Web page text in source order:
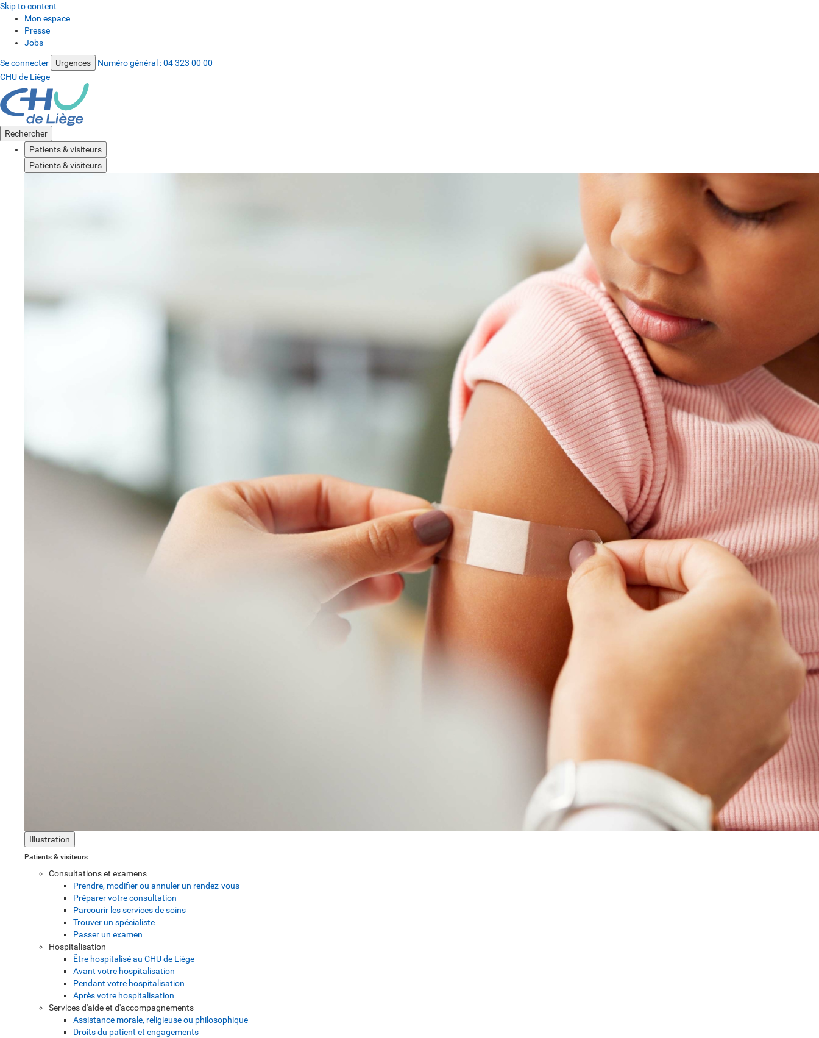
Skip to content
Mon espace
Presse
Jobs
Se connecter Urgences Numéro général :04 323 00 00
CHU de Liège
Rechercher
Patients & visiteurs
Patients & visiteurs
Illustration
Patients & visiteurs
Consultations et examens
Prendre, modifier ou annuler un rendez-vous
Préparer votre consultation
Parcourir les services de soins
Trouver un spécialiste
Passer un examen
Hospitalisation
Être hospitalisé au CHU de Liège
Avant votre hospitalisation
Pendant votre hospitalisation
Après votre hospitalisation
Services d'aide et d'accompagnements
Assistance morale, religieuse ou philosophique
Droits du patient et engagements